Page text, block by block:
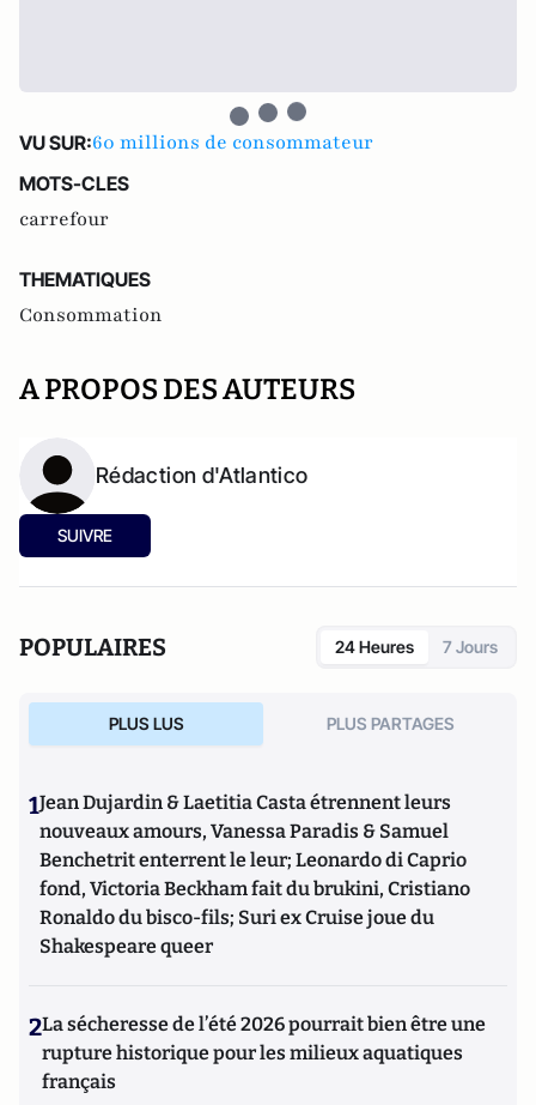
VU SUR:60 millions de consommateur
MOTS-CLES
carrefour
THEMATIQUES
Consommation
A PROPOS DES AUTEURS
Rédaction d'Atlantico
SUIVRE
POPULAIRES 24 Heures 7 Jours
PLUS LUS PLUS PARTAGES
1Jean Dujardin & Laetitia Casta étrennent leurs
nouveaux amours, Vanessa Paradis & Samuel
Benchetrit enterrent le leur; Leonardo di Caprio
fond, Victoria Beckham fait du brukini, Cristiano
Ronaldo du bisco-fils; Suri ex Cruise joue du
Shakespeare queer
2La sécheresse de l’été 2026 pourrait bien être une
rupture historique pour les milieux aquatiques
français